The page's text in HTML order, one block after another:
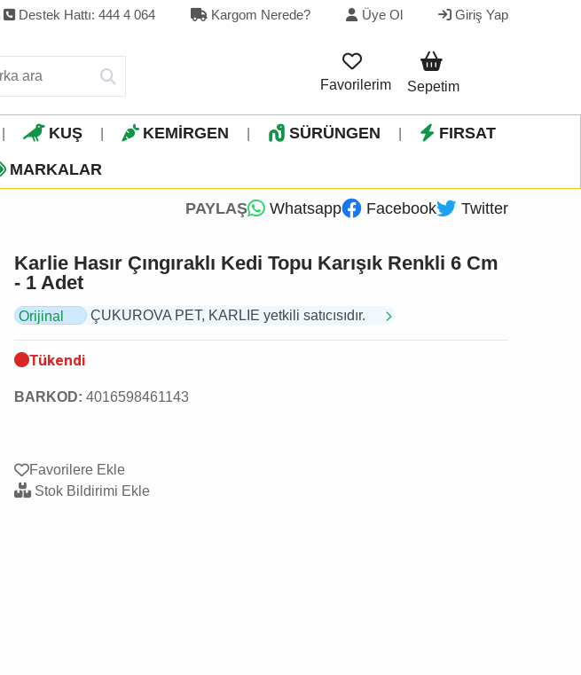
Destek Hattı: 444 4 064 Kargom Nerede? Üye Ol Giriş Yap
Favorilerim Sepetim
KUŞ KEMİRGEN SÜRÜNGEN FIRSAT
MARKALAR
PAYLAŞ Whatsapp Facebook Twitter
Karlie Hasır Çıngıraklı Kedi Topu Karışık Renkli 6 Cm
- 1 Adet
Orijinal
ÇUKUROVA PET, KARLIE yetkili satıcısıdır.
Tükendi
BARKOD: 4016598461143
Favorilere Ekle
Stok Bildirimi Ekle